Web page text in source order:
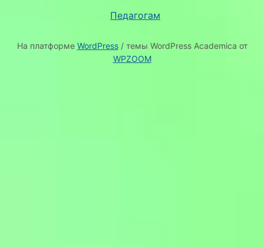
Педагогам
На платформе WordPress/ темы WordPress Academica от
WPZOOM